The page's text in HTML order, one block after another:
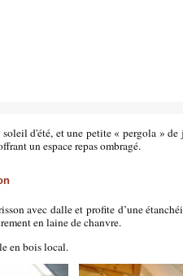
d'été, et une petite « pergola »
un espace repas ombragé.
avec dalle et profite d’une
en laine de chanvre.
en bois local.